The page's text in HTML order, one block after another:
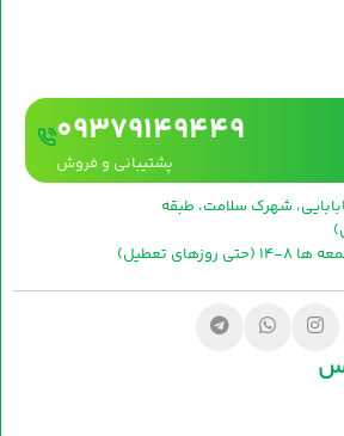
09379149449
پشتیبانی و فروش
شهرک سلامت، طبقه